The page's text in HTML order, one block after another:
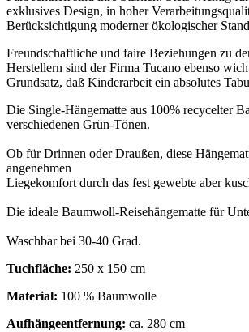
exklusives Design, in hoher
Berücksichtigung moderner ökologischer
Freundschaftliche und faire Beziehungen zu
Herstellern sind der Firma Tucano ebenso
Grundsatz, daß Kinderarbeit ein absolutes
Die Single-Hängematte aus 100% recycelter
verschiedenen Grün-Tönen.
Ob für Drinnen oder Draußen, diese
angenehmen
Liegekomfort durch das fest gewebte aber
Die ideale Baumwoll-Reisehängematte für
Waschbar bei 30-40 Grad.
Tuchfläche: 250 x 150 cm
Material: 100 % Baumwolle
Aufhängeentfernung: ca. 280 cm